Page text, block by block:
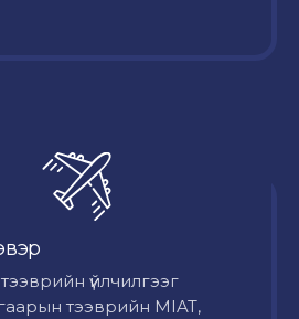
үйлчилгээг
тээврийн MIAT,